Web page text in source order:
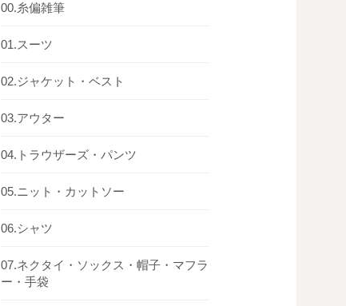
00.糸偏雑筆
01.スーツ
02.ジャケット・ベスト
03.アウター
04.トラウザーズ・パンツ
05.ニット・カットソー
06.シャツ
07.ネクタイ・ソックス・帽子・マフラ
ー・手袋